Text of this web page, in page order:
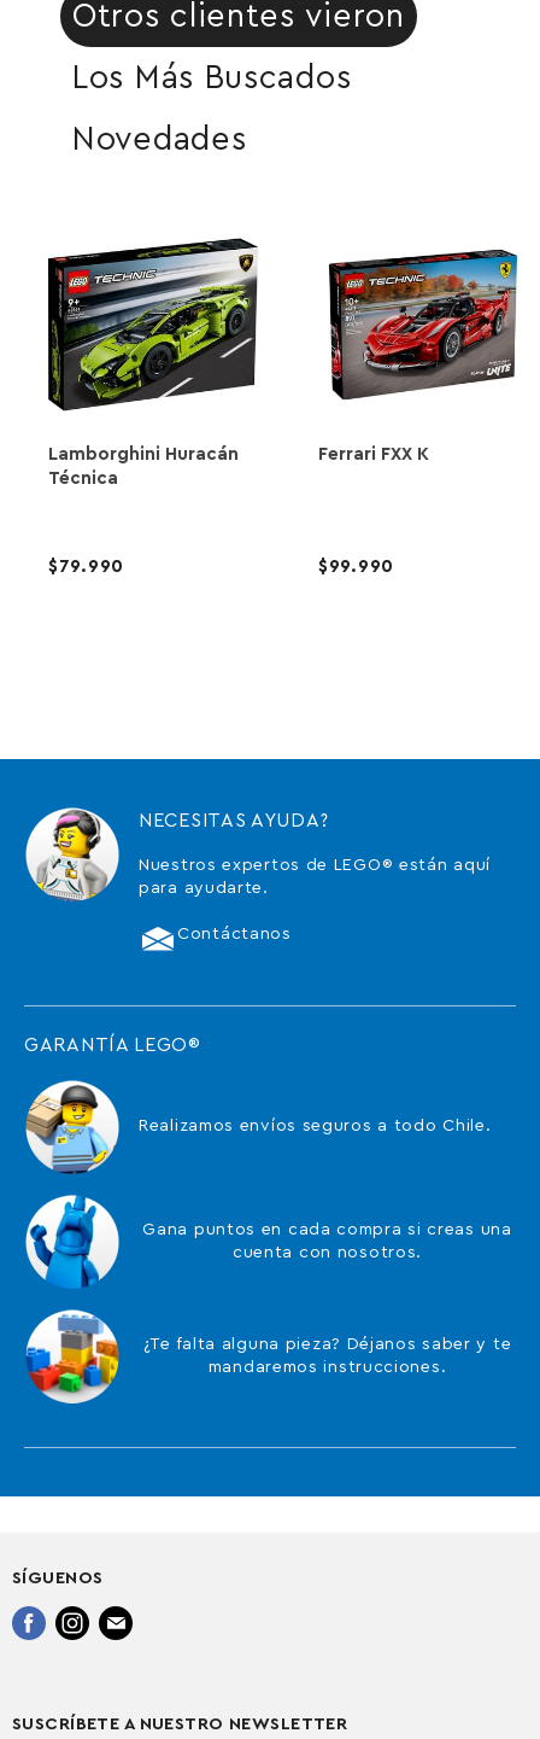
Otros clientes vieron
Los Más Buscados
Novedades
Lamborghini Huracán
Técnica
79.990
Ferrari FXX K
99.990
NECESITAS AYUDA?
Nuestros expertos de LEGO® están aquí
para ayudarte.
Contáctanos
GARANTÍA LEGO®
Realizamos envíos seguros a todo Chile.
Gana puntos en cada compra si creas una
cuenta con nosotros.
¿Te falta alguna pieza? Déjanos saber y te
mandaremos instrucciones.
SÍGUENOS
Encuéntrenos
Encuéntrenos
Encuéntrenos
SUSCRÍBETE A NUESTRO NEWSLETTER